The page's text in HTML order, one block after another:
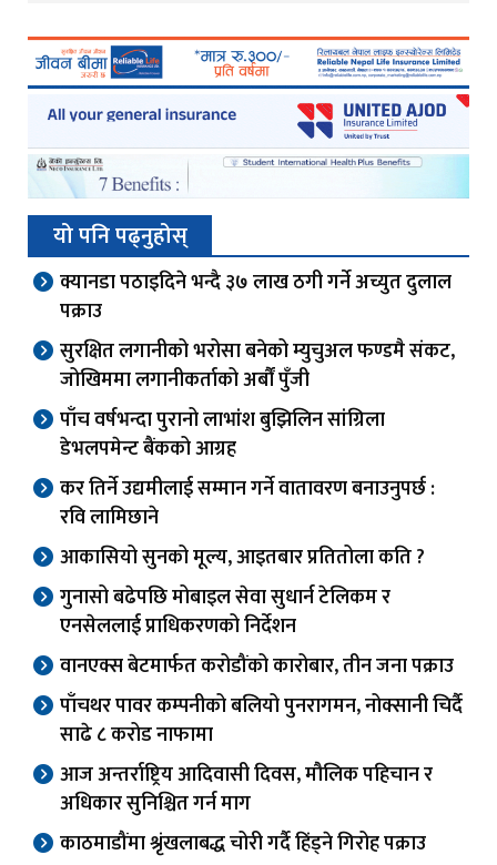
यो पनि पढ्नुहोस्
क्यानडा पठाइदिने भन्दै ३७ लाख ठगी गर्ने अच्युत दुलाल
पक्राउ
सुरक्षित लगानीको भरोसा बनेको म्युचुअल फण्डमै संकट,
जोखिममा लगानीकर्ताको अर्बौं पुँजी
पाँच वर्षभन्दा पुरानो लाभांश बुझिलिन सांग्रिला
डेभलपमेन्ट बैंकको आग्रह
कर तिर्ने उद्यमीलाई सम्मान गर्ने वातावरण बनाउनुपर्छ :
रवि लामिछाने
आकासियो सुनको मूल्य, आइतबार प्रतितोला कति ?
गुनासो बढेपछि मोबाइल सेवा सुधार्न टेलिकम र
एनसेललाई प्राधिकरणको निर्देशन
वानएक्स बेटमार्फत करोडौंको कारोबार, तीन जना पक्राउ
पाँचथर पावर कम्पनीको बलियो पुनरागमन, नोक्सानी चिर्दै
साढे ८ करोड नाफामा
आज अन्तर्राष्ट्रिय आदिवासी दिवस, मौलिक पहिचान र
अधिकार सुनिश्चित गर्न माग
काठमाडौंमा श्रृंखलाबद्ध चोरी गर्दै हिंड्ने गिरोह पक्राउ